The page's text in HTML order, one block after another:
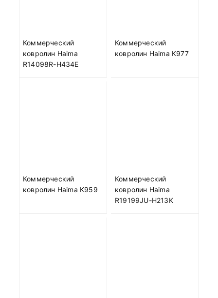
Коммерческий
ковролин Haima
R14098R-H434E
Коммерческий
ковролин Haima К977
Коммерческий
ковролин Haima K959
Коммерческий
ковролин Haima
R19199JU-H213K